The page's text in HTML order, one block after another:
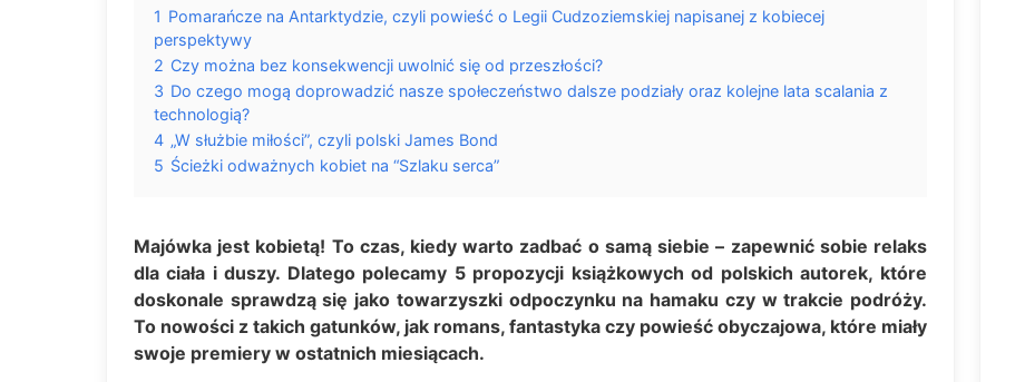
1 Pomarańcze na Antarktydzie, czyli powieść o Legii Cudzoziemskiej napisanej z kobiecej
perspektywy
2 Czy można bez konsekwencji uwolnić się od przeszłości?
3 Do czego mogą doprowadzić nasze społeczeństwo dalsze podziały oraz kolejne lata scalania z
technologią?
4 „W służbie miłości”, czyli polski James Bond
5 Ścieżki odważnych kobiet na “Szlaku serca”
Majówka jest kobietą! To czas, kiedy warto zadbać o samą siebie – zapewnić sobie relaks
dla ciała i duszy. Dlatego polecamy 5 propozycji książkowych od polskich autorek, które
doskonale sprawdzą się jako towarzyszki odpoczynku na hamaku czy w trakcie podróży.
To nowości z takich gatunków, jak romans, fantastyka czy powieść obyczajowa, które miały
swoje premiery w ostatnich miesiącach.